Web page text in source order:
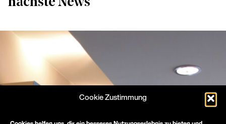
Cookie Zustimmung
nächste News